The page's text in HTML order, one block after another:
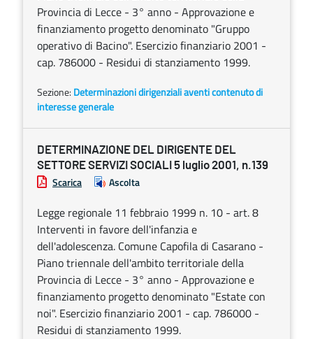
Provincia di Lecce - 3° anno - Approvazione e
finanziamento progetto denominato "Gruppo
operativo di Bacino". Esercizio finanziario 2001 -
cap. 786000 - Residui di stanziamento 1999.
Sezione: Determinazioni dirigenziali aventi contenuto di
interesse generale
DETERMINAZIONE DEL DIRIGENTE DEL
SETTORE SERVIZI SOCIALI 5 luglio 2001, n.139
Scarica Ascolta
Legge regionale 11 febbraio 1999 n. 10 - art. 8
Interventi in favore dell'infanzia e
dell'adolescenza. Comune Capofila di Casarano -
Piano triennale dell'ambito territoriale della
Provincia di Lecce - 3° anno - Approvazione e
finanziamento progetto denominato "Estate con
noi". Esercizio finanziario 2001 - cap. 786000 -
Residui di stanziamento 1999.